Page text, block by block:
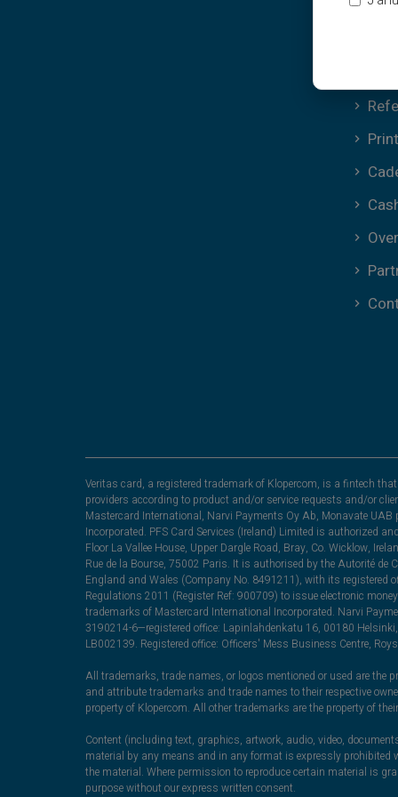
Veritas card, a registered trademark of Klopercom, is a fintech
providers according to product and/or service requests and/or
Mastercard International, Narvi Payments Oy Ab, Monavate
Incorporated. PFS Card Services (Ireland) Limited is authorized
Floor La Vallee House, Upper Dargle Road, Bray, Co. Wicklow,
Rue de la Bourse, 75002 Paris. It is authorised by the Autorité de
England and Wales (Company No. 8491211), with its registered
Regulations 2011 (Register Ref: 900709) to issue electronic
trademarks of Mastercard International Incorporated. Narvi
3190214-6—registered office: Lapinlahdenkatu 16, 00180
LB002139. Registered office: Officers' Mess Business Centre,
All trademarks, trade names, or logos mentioned or used are the
and attribute trademarks and trade names to their respective
property of Klopercom. All other trademarks are the property of
Content (including text, graphics, artwork, audio, video,
material by any means and in any format is expressly
the material. Where permission to reproduce certain material is
purpose without our express written consent.